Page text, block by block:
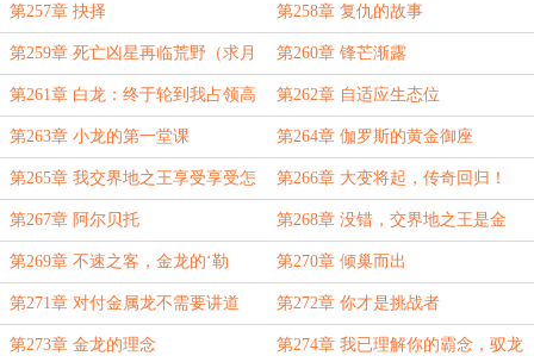
像从前！（月末求票）
第257章 抉择 第258章 复仇的故事
第259章 死亡凶星再临荒野（求月
票）
第260章 锋芒渐露
第261章 白龙：终于轮到我占领高
生态位了！
第262章 自适应生态位
第263章 小龙的第一堂课 第264章 伽罗斯的黄金御座
第265章 我交界地之王享受享受怎
么了？
第266章 大变将起，传奇回归！
（求月票）
第267章 阿尔贝托 第268章 没错，交界地之王是金
龙！
第269章 不速之客，金龙的‘勒
索’（日万求月票）
第270章 倾巢而出
第271章 对付金属龙不需要讲道
义，邪恶的群殴！
第272章 你才是挑战者
第273章 金龙的理念 第274章 我已理解你的霸念，驭龙